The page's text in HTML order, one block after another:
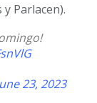
Parlacen).
23, 2023